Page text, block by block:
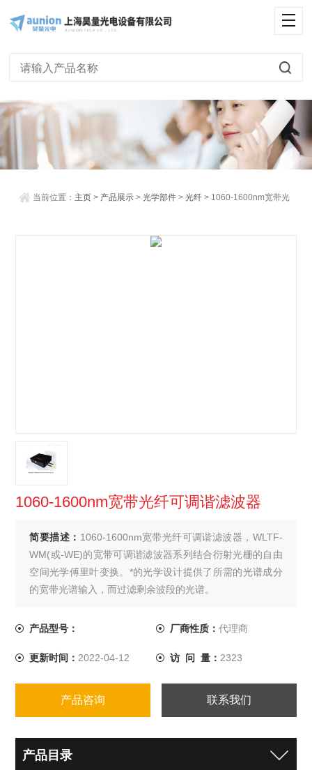
当前位置： 主页 > 产品展示 >光学部件 >光纤 > 1060-1600nm宽带光
1060-1600nm宽带光纤可调谐滤波器
简要描述： 1060-1600nm宽带光纤可调谐滤波器，WLTF-
WM(或-WE)的宽带可调谐滤波器系列结合衍射光栅的自由
空间光学傅里叶变换。*的光学设计提供了所需的光谱成分
的宽带光谱输入，而过滤剩余波段的光谱。
产品型号： 厂商性质： 代理商
更新时间： 2022-04-12 访 问 量： 2323
产品咨询 联系我们
产品目录